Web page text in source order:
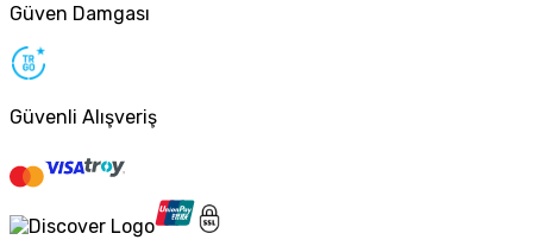
Güven Damgası
Güvenli Alışveriş